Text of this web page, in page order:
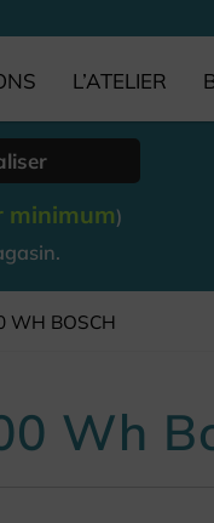
L’ATELIER
minimum)
WH BOSCH
Wh